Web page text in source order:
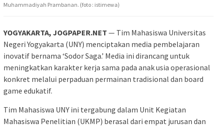
Muhammadiyah Prambanan. (foto : istimewa)
YOGYAKARTA, JOGPAPER.NET — Tim Mahasiswa Universitas
Negeri Yogyakarta (UNY) menciptakan media pembelajaran
inovatif bernama ‘Sodor Saga.’ Media ini dirancang untuk
meningkatkan karakter kerja sama pada anak usia operasional
konkret melalui perpaduan permainan tradisional dan board
game edukatif.
Tim Mahasiswa UNY ini tergabung dalam Unit Kegiatan
Mahasiswa Penelitian (UKMP) berasal dari empat jurusan dan